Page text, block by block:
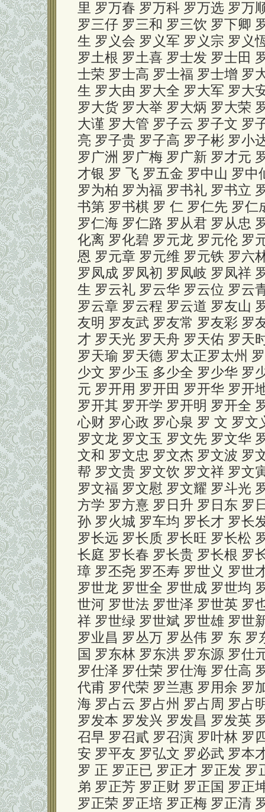
里 罗万春 罗万科 罗万选 罗万
罗三仔 罗三和 罗三饮 罗下卿
生 罗义会 罗义军 罗义宗 罗义
罗土根 罗土喜 罗士发 罗士田
士荣 罗士高 罗士福 罗士增 罗
生 罗大由 罗大全 罗大军 罗大
罗大货 罗大举 罗大炳 罗大荣
大谨 罗大管 罗子云 罗子文 罗
亮 罗子贵 罗子高 罗子彬 罗小
罗广洲 罗广梅 罗广新 罗才元
才银 罗 飞 罗五金 罗中山 罗
罗为柏 罗为福 罗书礼 罗书立
书第 罗书棋 罗 仁 罗仁先 罗
罗仁海 罗仁路 罗从君 罗从忠
化离 罗化碧 罗元龙 罗元伦 罗
恩 罗元章 罗元维 罗元铁 罗六
罗凤成 罗凤初 罗凤岐 罗凤祥
生 罗云礼 罗云华 罗云位 罗云
罗云章 罗云程 罗云道 罗友山
友明 罗友武 罗友常 罗友彩 罗
才 罗天光 罗天舟 罗天佑 罗天
罗天瑜 罗天德 罗太正罗太州
少文 罗少玉 多少全 罗少华 罗
元 罗开用 罗开田 罗开华 罗开
罗开其 罗开学 罗开明 罗开全
心财 罗心政 罗心泉 罗 文 罗
罗文龙 罗文玉 罗文先 罗文华
文和 罗文忠 罗文杰 罗文波 罗
帮 罗文贵 罗文饮 罗文祥 罗文
罗文福 罗文慰 罗文耀 罗斗光
方学 罗方憙 罗日升 罗日东 罗
孙 罗火城 罗车均 罗长才 罗长
罗长远 罗长质 罗长旺 罗长松
长庭 罗长春 罗长贵 罗长根 罗
璋 罗丕尧 罗丕寿 罗世义 罗世
罗世龙 罗世全 罗世成 罗世均
世河 罗世法 罗世泽 罗世英 罗
祥 罗世绿 罗世斌 罗世雄 罗世
罗业昌 罗丛万 罗丛伟 罗 东
国 罗东林 罗东洪 罗东源 罗仕
罗仕泽 罗仕荣 罗仕海 罗仕高
代甫 罗代荣 罗兰惠 罗用余 罗
海 罗占云 罗占州 罗占周 罗占
罗发本 罗发兴 罗发昌 罗发英
召早 罗召貳 罗召演 罗叶林 罗
安 罗平友 罗弘文 罗必武 罗本
罗 正 罗正已 罗正才 罗正发
弟 罗正芳 罗正财 罗正国 罗正
罗正荣 罗正培 罗正梅 罗正清